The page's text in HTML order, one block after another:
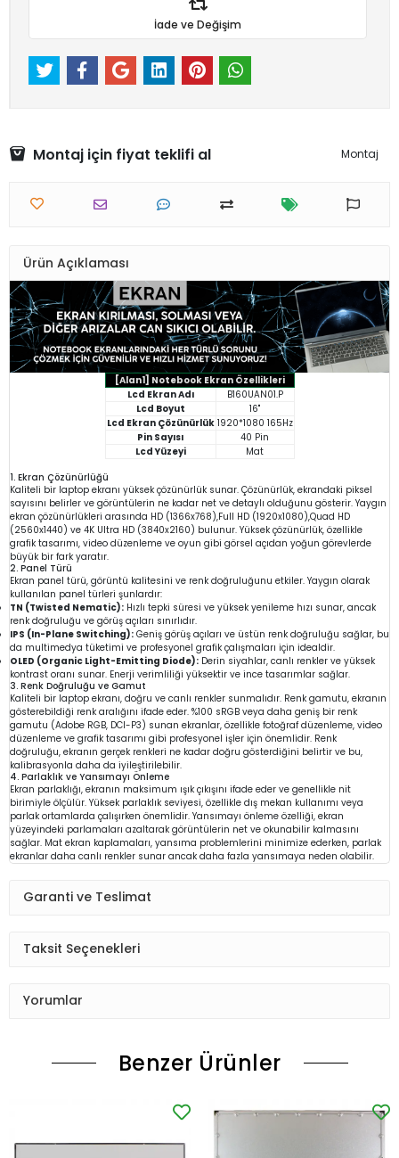
İade ve Değişim
Montaj için fiyat teklifi al Montaj
Ürün Açıklaması
[Alan1] Notebook Ekran Özellikleri
Lcd Ekran Adı
B160UAN01.P
Lcd Boyut
16"
Lcd Ekran Çözünürlük 1920*1080 165Hz
Pin Sayısı
40 Pin
Lcd Yüzeyi
Mat
1. Ekran Çözünürlüğü
Kaliteli bir laptop ekranı yüksek çözünürlük sunar. Çözünürlük, ekrandaki piksel
sayısını belirler ve görüntülerin ne kadar net ve detaylı olduğunu gösterir. Yaygın
ekran çözünürlükleri arasında HD (1366x768),Full HD (1920x1080),Quad HD
(2560x1440) ve 4K Ultra HD (3840x2160) bulunur. Yüksek çözünürlük, özellikle
grafik tasarımı, video düzenleme ve oyun gibi görsel açıdan yoğun görevlerde
büyük bir fark yaratır.
2. Panel Türü
Ekran panel türü, görüntü kalitesini ve renk doğruluğunu etkiler. Yaygın olarak
kullanılan panel türleri şunlardır:
TN (Twisted Nematic): Hızlı tepki süresi ve yüksek yenileme hızı sunar, ancak
renk doğruluğu ve görüş açıları sınırlıdır.
IPS (In-Plane Switching): Geniş görüş açıları ve üstün renk doğruluğu sağlar, bu
da multimedya tüketimi ve profesyonel grafik çalışmaları için idealdir.
OLED (Organic Light-Emitting Diode): Derin siyahlar, canlı renkler ve yüksek
kontrast oranı sunar. Enerji verimliliği yüksektir ve ince tasarımlar sağlar.
3. Renk Doğruluğu ve Gamut
Kaliteli bir laptop ekranı, doğru ve canlı renkler sunmalıdır. Renk gamutu, ekranın
gösterebildiği renk aralığını ifade eder. %100 sRGB veya daha geniş bir renk
gamutu (Adobe RGB, DCI-P3) sunan ekranlar, özellikle fotoğraf düzenleme, video
düzenleme ve grafik tasarımı gibi profesyonel işler için önemlidir. Renk
doğruluğu, ekranın gerçek renkleri ne kadar doğru gösterdiğini belirtir ve bu,
kalibrasyonla daha da iyileştirilebilir.
4. Parlaklık ve Yansımayı Önleme
Ekran parlaklığı, ekranın maksimum ışık çıkışını ifade eder ve genellikle nit
birimiyle ölçülür. Yüksek parlaklık seviyesi, özellikle dış mekan kullanımı veya
parlak ortamlarda çalışırken önemlidir. Yansımayı önleme özelliği, ekran
yüzeyindeki parlamaları azaltarak görüntülerin net ve okunabilir kalmasını
sağlar. Mat ekran kaplamaları, yansıma problemlerini minimize ederken, parlak
ekranlar daha canlı renkler sunar ancak daha fazla yansımaya neden olabilir.
Garanti ve Teslimat
Taksit Seçenekleri
Yorumlar
Benzer Ürünler